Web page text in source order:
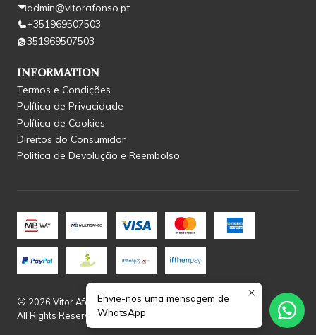
admin@vitorafonso.pt
+351969507503
351969507503
INFORMATION
Termos e Condições
Política de Privacidade
Política de Cookies
Direitos do Consumidor
Politica de Devolução e Reembolso
2026 Vitor Afonso.
All Rights Reserved.Powered by Jumpseller
Envie-nos uma mensagem de
WhatsApp